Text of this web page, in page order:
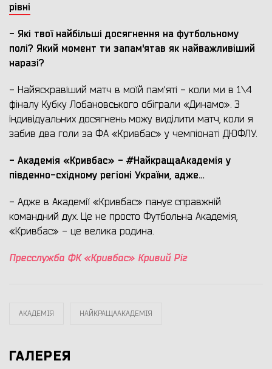
рівні
- Які твої найбільші досягнення на футбольному
полі? Який момент ти запам'ятав як найважливіший
наразі?
- Найяскравіший матч в моїй пам'яті - коли ми в 1\4
фіналу Кубку Лобановського обіграли «Динамо». З
індивідуальних досягнень можу виділити матч, коли я
забив два голи за ФА «Кривбас» у чемпіонаті ДЮФЛУ.
- Академія «Кривбас» - #НайкращаАкадемія у
південно-східному регіоні України, адже…
- Адже в Академії «Кривбас» панує справжній
командний дух. Це не просто Футбольна Академія,
«Кривбас» - це велика родина.
Пресслужба ФК «Кривбас» Кривий Ріг
АКАДЕМІЯ НАЙКРАЩААКАДЕМІЯ
ГАЛЕРЕЯ